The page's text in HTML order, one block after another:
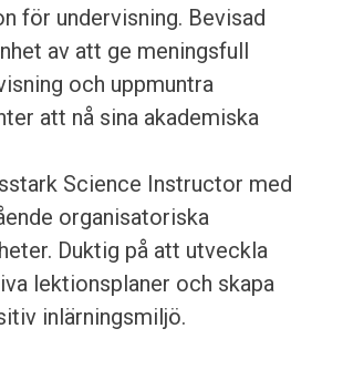
för undervisning. Bevisad
av att ge meningsfull
och uppmuntra
att nå sina akademiska
Science Instructor med
organisatoriska
Duktig på att utveckla
lektionsplaner och skapa
inlärningsmiljö.